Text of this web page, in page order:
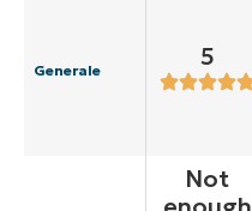
Generale 5
Not